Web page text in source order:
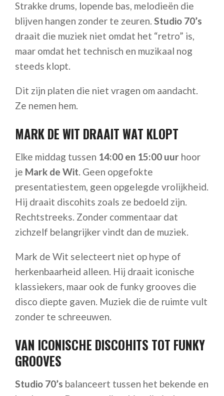
Strakke drums, lopende bas, melodieën die
blijven hangen zonder te zeuren. Studio 70’s
draait die muziek niet omdat het “retro” is,
maar omdat het technisch en muzikaal nog
steeds klopt.
Dit zijn platen die niet vragen om aandacht.
Ze nemen hem.
MARK DE WIT DRAAIT WAT KLOPT
Elke middag tussen 14:00 en 15:00 uur hoor
je Mark de Wit. Geen opgefokte
presentatiestem, geen opgelegde vrolijkheid.
Hij draait discohits zoals ze bedoeld zijn.
Rechtstreeks. Zonder commentaar dat
zichzelf belangrijker vindt dan de muziek.
Mark de Wit selecteert niet op hype of
herkenbaarheid alleen. Hij draait iconische
klassiekers, maar ook de funky grooves die
disco diepte gaven. Muziek die de ruimte vult
zonder te schreeuwen.
VAN ICONISCHE DISCOHITS TOT FUNKY
GROOVES
Studio 70’s balanceert tussen het bekende en